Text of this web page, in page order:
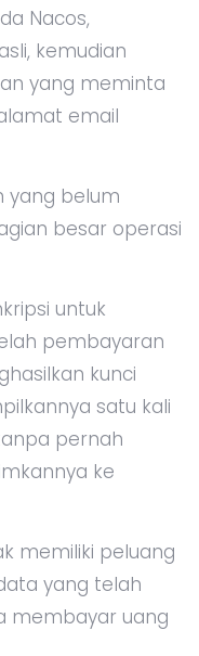
Nacos,
kemudian
yang meminta
email
yang belum
besar operasi
untuk
pembayaran
kunci
satu kali
pernah
ke
memiliki peluang
yang telah
membayar uang